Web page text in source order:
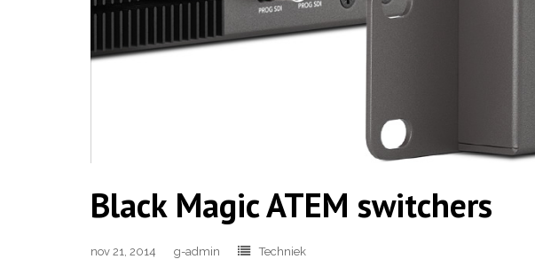
Black Magic ATEM switchers
nov 21, 2014 g-admin Techniek